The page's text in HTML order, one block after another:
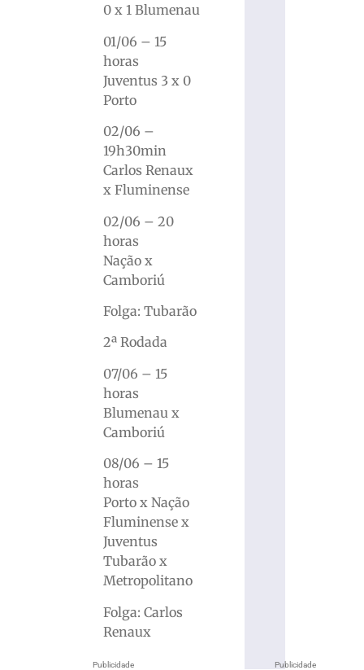
Publicidade
0 x 1 Blumenau
01/06 – 15
horas
Juventus 3 x 0
Porto
02/06 –
19h30min
Carlos Renaux
x Fluminense
02/06 – 20
horas
Nação x
Camboriú
Folga: Tubarão
2ª Rodada
07/06 – 15
horas
Blumenau x
Camboriú
08/06 – 15
horas
Porto x Nação
Fluminense x
Juventus
Tubarão x
Metropolitano
Folga: Carlos
Renaux
Publicidade